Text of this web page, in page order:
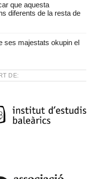
que aquesta
diferents de la resta de
ses majestats okupin el
DE: